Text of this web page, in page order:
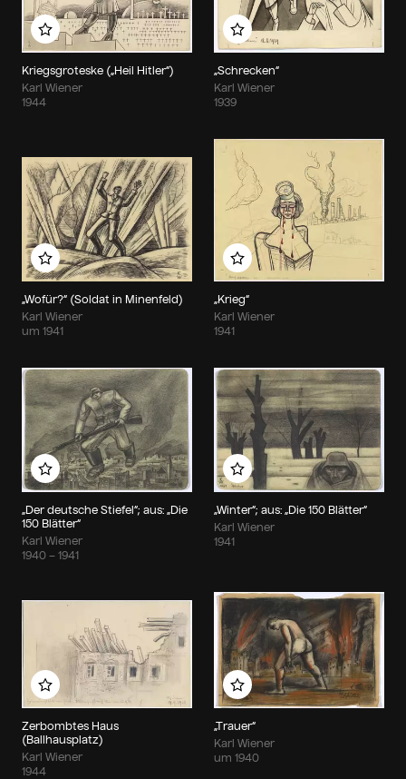
Kriegsgroteske („Heil Hitler“)
Karl Wiener
1944
Zu meinem Album hinzufügen
„Schrecken“
Karl Wiener
1939
Zu meinem Album
„Wofür?“ (Soldat in Minenfeld)
Karl Wiener
um 1941
Zu meinem Album hinzufügen
„Krieg“
Karl Wiener
1941
Zu meinem Album
„Der deutsche Stiefel“; aus: „Die
150 Blätter“
Karl Wiener
1940 – 1941
Zu meinem Album hinzufügen
„Winter“; aus: „Die 150 Blätter“
Karl Wiener
1941
Zu meinem Album
Zerbombtes Haus
(Ballhausplatz)
Karl Wiener
1944
Zu meinem Album hinzufügen
„Trauer“
Karl Wiener
um 1940
Zu meinem Album